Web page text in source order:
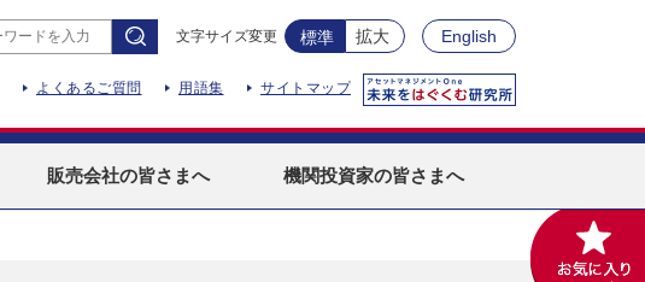
文字サイズ変更 標準 拡大 English
よくあるご質問 用語集 サイトマップ
販売会社の皆さまへ 機関投資家の皆さまへ